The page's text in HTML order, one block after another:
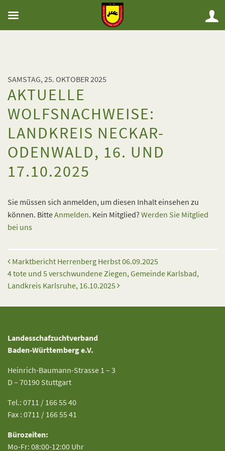
SAMSTAG, 25. OKTOBER 2025
AKTUELLE
WOLFSNACHWEISE:
LANDKREIS NECKAR-
ODENWALD, 16. UND
17.10.2025
Sie müssen sich anmelden, um diesen Inhalt einsehen zu
können. BitteAnmelden. Kein Mitglied? Werden Sie Mitglied
bei uns
Beitrags-Navigation
Marktbericht Herrenberg Herbst 06.09.2025
4 tote und 5 verschwundene Ziegen, Gemeinde Karlsbad,
Landkreis Karlsruhe, 16.10.2025
Landesschafzuchtverband
Baden-Württemberg e.V.
Heinrich-Baumann-Strasse 1 – 3
D – 70190 Stuttgart
Tel.: 0711 / 166 55 40
Fax : 0711 / 166 55 41
Bürozeiten:
Mo-Fr: 08:00-12:00 Uhr